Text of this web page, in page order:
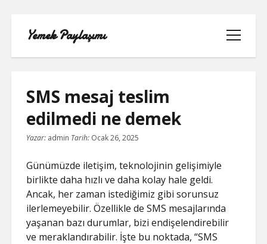
Yemek Paylaşımı
menüyü
aç
LISTE
SPOTIFY TAKIPÇI YÜKSELTME
ÜCRETSIZ
TIKTOK GIZLI CANLI YAYIN IZLEME
SMS mesaj teslim
edilmedi ne demek
Yazar: admin Tarih: Ocak 26, 2025
Günümüzde iletişim, teknolojinin gelişimiyle
birlikte daha hızlı ve daha kolay hale geldi.
Ancak, her zaman istediğimiz gibi sorunsuz
ilerlemeyebilir. Özellikle de SMS mesajlarında
yaşanan bazı durumlar, bizi endişelendirebilir
ve meraklandırabilir. İşte bu noktada, “SMS